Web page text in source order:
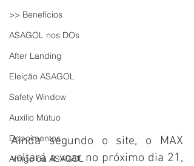
>> Benefícios
ASAGOL nos DOs
After Landing
Eleição ASAGOL
Safety Window
Auxílio Mútuo
Depoimentos
Amigo da ASAGOL
Ainda segundo o site, o MAX
voltará a voar no próximo dia 21,